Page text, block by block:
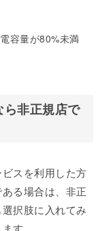
容量が80%未満
非正規店で
スを利用した方
る場合は、非正
択肢に入れてみ
す。